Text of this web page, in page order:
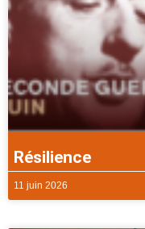
Résilience
11 juin 2026